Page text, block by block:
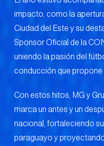
impacto, como la
Ciudad del Este y su
Sponsor Oficial de la
uniendo la pasión del
conducción que propone
Con estos hitos, MG y
marca un antes y un
nacional, fortaleciendo
paraguayo y